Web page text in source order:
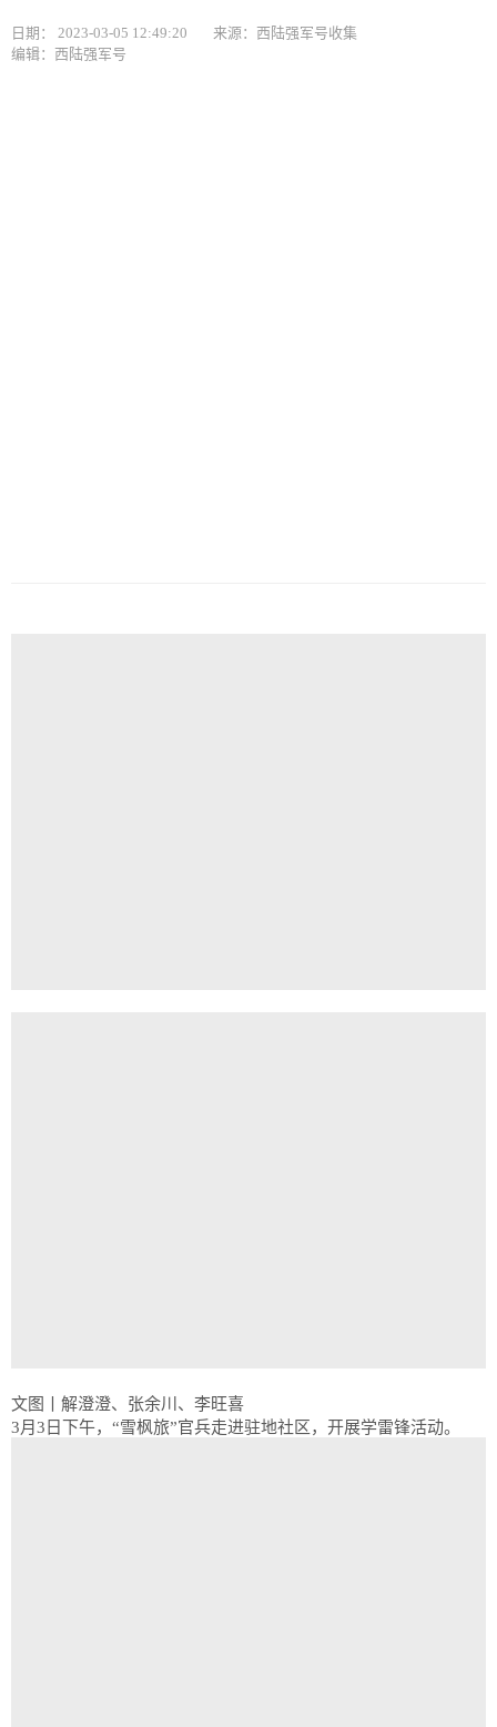
日期： 2023-03-05 12:49:20
来源：西陆强军号收集
编辑：西陆强军号
文图丨解澄澄、张余川、李旺喜
3月3日下午，“雪枫旅”官兵走进驻地社区，开展学雷锋活动。